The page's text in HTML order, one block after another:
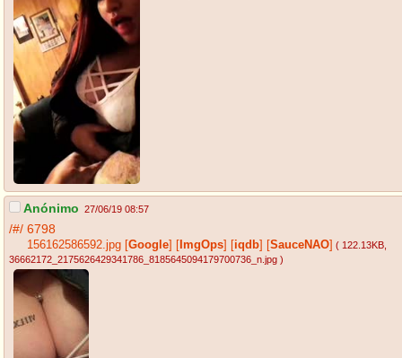
Anónimo 27/06/19 08:57
/#/ 6798
156162586592.jpg [Google] [ ImgOps] [iqdb] [SauceNAO] ( 122.13KB
36662172_2175626429341786_8185645094179700736_n.jpg )